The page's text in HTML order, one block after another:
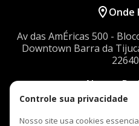
Onde
Av das AmÉricas 500 - Bloco
Downtownㅤㅤ Barra da
Nossas
Controle sua privacidade
Nosso site usa cookies